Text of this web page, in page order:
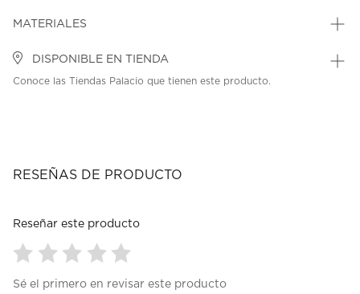
MATERIALES
DISPONIBLE EN TIENDA
Conoce las Tiendas Palacio que tienen este producto.
RESEÑAS DE PRODUCTO
Reseñar este producto
paraparaparaparapara
Sé el primero en revisar este producto